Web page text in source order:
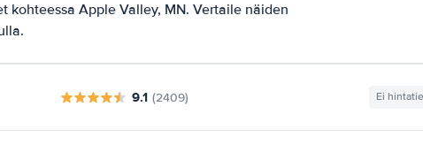
Apple Valley, MN. Vertaile näiden
9.1 (2409) Ei